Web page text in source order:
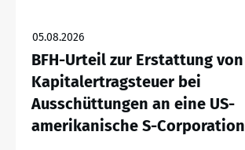
05.08.2026
BFH-Urteil zur Erstattung von
Kapitalertragsteuer bei
Ausschüttungen an eine US-
amerikanische S-Corporation